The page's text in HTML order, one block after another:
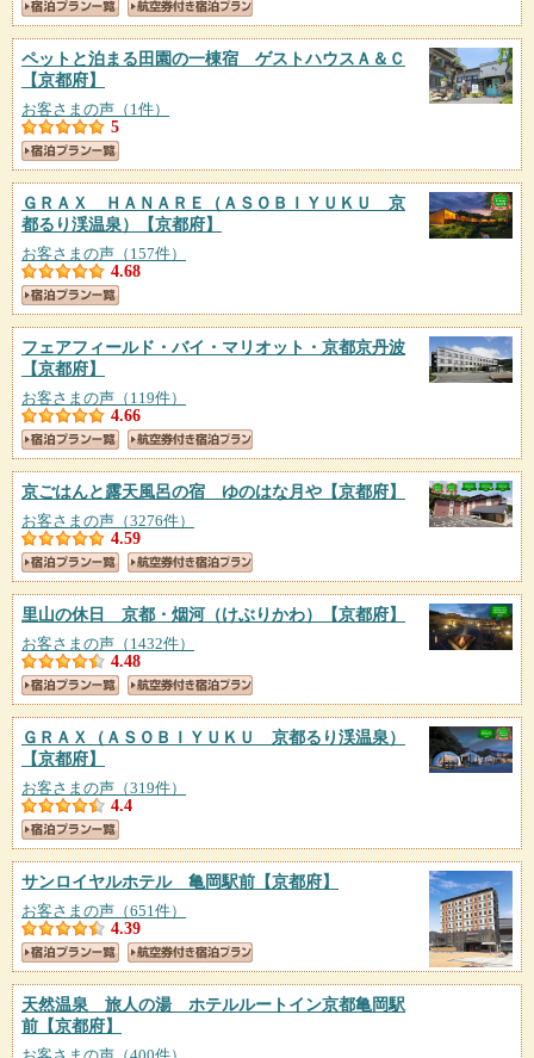
ペットと泊まる田園の一棟宿 ゲストハウスＡ＆Ｃ
【京都府】
お客さまの声（1件）
5
ＧＲＡＸ ＨＡＮＡＲＥ（ＡＳＯＢＩＹＵＫＵ 京
都るり渓温泉）
【京都府】
お客さまの声（157件）
4.68
フェアフィールド・バイ・マリオット・京都京丹波
【京都府】
お客さまの声（119件）
4.66
京ごはんと露天風呂の宿 ゆのはな月や 【京都府】
お客さまの声（3276件）
4.59
里山の休日 京都・烟河（けぶりかわ） 【京都府】
お客さまの声（1432件）
4.48
ＧＲＡＸ（ＡＳＯＢＩＹＵＫＵ 京都るり渓温泉）
【京都府】
お客さまの声（319件）
4.4
サンロイヤルホテル 亀岡駅前 【京都府】
お客さまの声（651件）
4.39
天然温泉 旅人の湯 ホテルルートイン京都亀岡駅
前 【京都府】